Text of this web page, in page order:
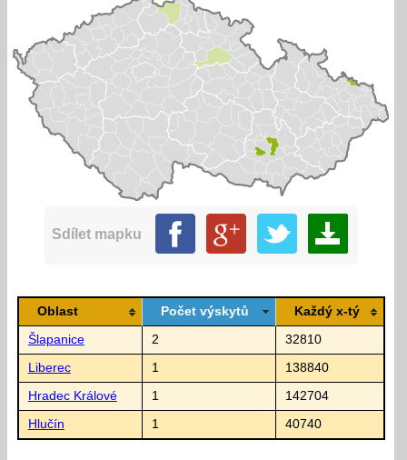
Sdílet mapku
Oblast Počet výskytů Každý x-tý
Šlapanice 2 32810
Liberec 1 138840
Hradec Králové 1 142704
Hlučín 1 40740